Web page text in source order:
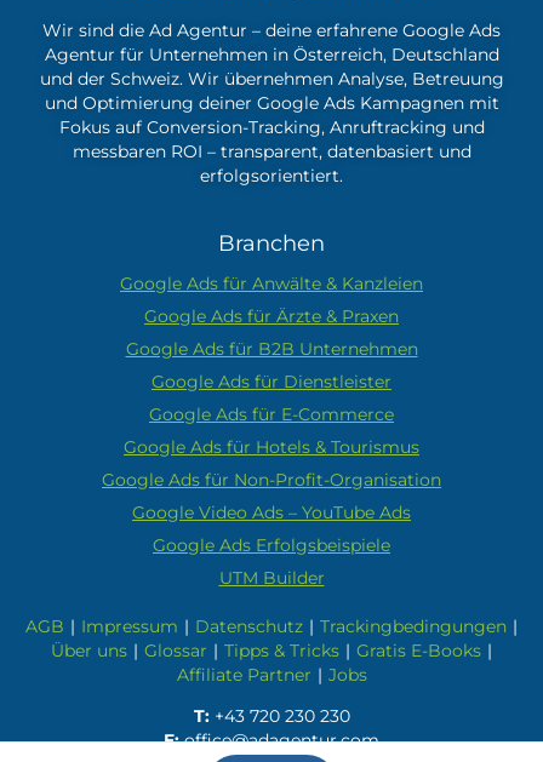
Wir sind die Ad Agentur – deine erfahrene Google Ads
Agentur für Unternehmen in Österreich, Deutschland
und der Schweiz. Wir übernehmen Analyse, Betreuung
und Optimierung deiner Google Ads Kampagnen mit
Fokus auf Conversion-Tracking, Anruftracking und
messbaren ROI – transparent, datenbasiert und
erfolgsorientiert.
Branchen
Google Ads für Anwälte & Kanzleien
Google Ads für Ärzte & Praxen
Google Ads für B2B Unternehmen
Google Ads für Dienstleister
Google Ads für E-Commerce
Google Ads für Hotels & Tourismus
Google Ads für Non-Profit-Organisation
Google Video Ads – YouTube Ads
Google Ads Erfolgsbeispiele
UTM Builder
AGB | Impressum | Datenschutz | Trackingbedingungen |
Über uns | Glossar | Tipps & Tricks | Gratis E-Books |
Affiliate Partner | Jobs
T: +43 720 230 230
E:office@adagentur.com